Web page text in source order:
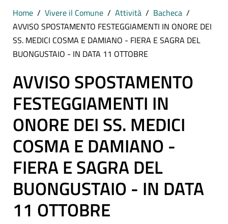
Home Vivere il Comune Attività
Bacheca
AVVISO SPOSTAMENTO FESTEGGIAMENTI IN ONORE DEI
SS. MEDICI COSMA E DAMIANO - FIERA E SAGRA DEL
BUONGUSTAIO - IN DATA 11 OTTOBRE
AVVISO SPOSTAMENTO
FESTEGGIAMENTI IN
ONORE DEI SS. MEDICI
COSMA E DAMIANO -
FIERA E SAGRA DEL
BUONGUSTAIO - IN DATA
11 OTTOBRE